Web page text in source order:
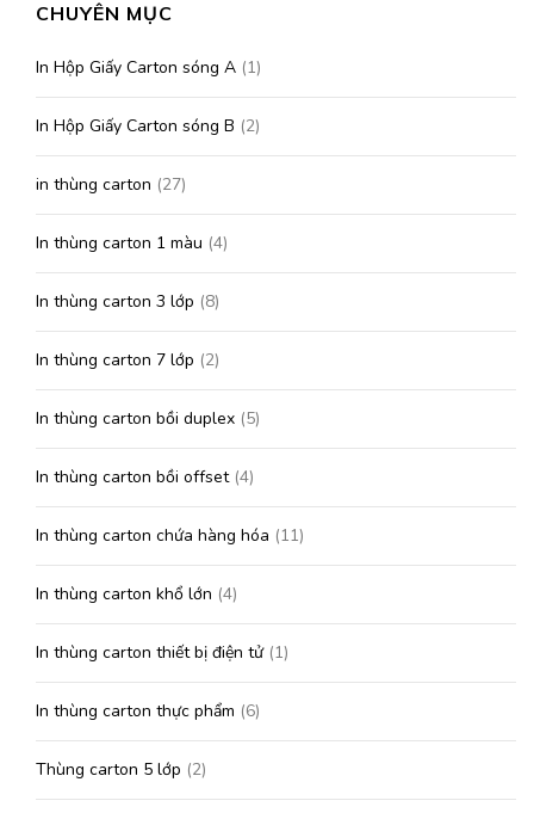
CHUYÊN MỤC
In Hộp Giấy Carton sóng A (1)
In Hộp Giấy Carton sóng B (2)
in thùng carton (27)
In thùng carton 1 màu (4)
In thùng carton 3 lớp (8)
In thùng carton 7 lớp (2)
In thùng carton bồi duplex (5)
In thùng carton bồi offset(4)
In thùng carton chứa hàng hóa (11)
In thùng carton khổ lớn (4)
In thùng carton thiết bị điện tử(1)
In thùng carton thực phẩm (6)
Thùng carton 5 lớp (2)